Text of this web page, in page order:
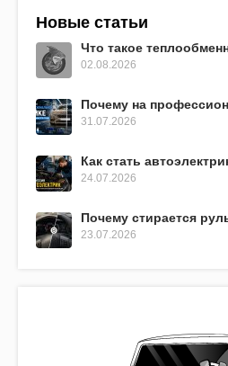
Новые статьи
Что такое
02.08.2026
Почему на
31.07.2026
Как стать
24.07.2026
Почему стирается
23.07.2026